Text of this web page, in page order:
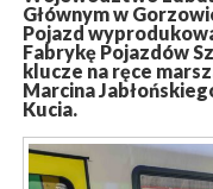
Głównym w
Pojazd
Fabrykę Pojazdów
klucze na ręce
Marcina
Kucia.